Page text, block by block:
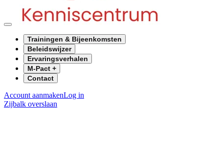
Trainingen & Bijeenkomsten
Beleidswijzer
Ervaringsverhalen
M-Pact +
Contact
Account aanmakenLog in
Zijbalk overslaan